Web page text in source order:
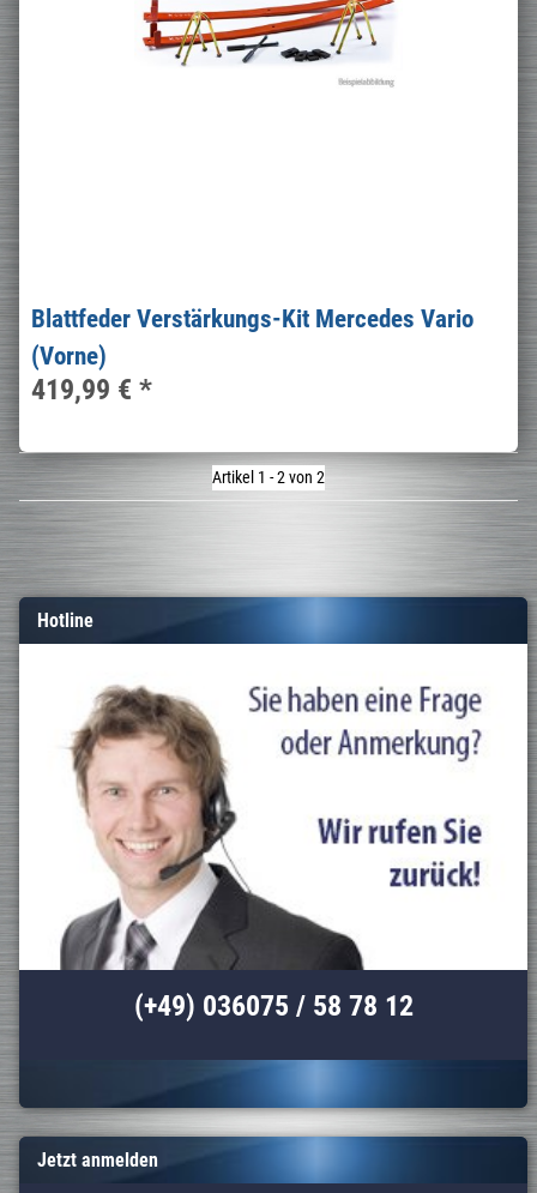
Blattfeder Verstärkungs-Kit Mercedes Vario
(Vorne)
419,99 € *
Artikel 1 - 2 von 2
Hotline
(+49) 036075 / 58 78 12
Jetzt anmelden